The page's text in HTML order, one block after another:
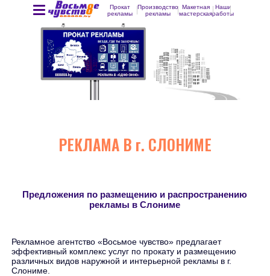
Прокат
рекламы
Производство
рекламы
Макетная
мастерская
Наши
работы
РЕКЛАМА В г. СЛОНИМЕ
Предложения по размещению и распространению
рекламы в Слониме
Рекламное агентство «Восьмое чувство» предлагает
эффективный комплекс услуг по прокату и размещению
различных видов наружной и интерьерной рекламы в г.
Слониме.